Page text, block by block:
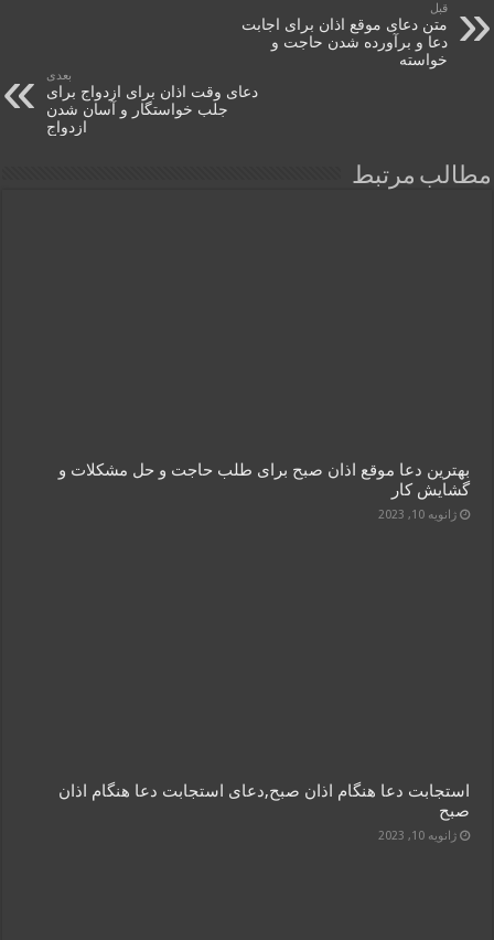
قبل
متن دعای موقع اذان برای اجابت
دعا و برآورده شدن حاجت و
خواسته
بعدی
دعای وقت اذان برای ازدواج برای
جلب خواستگار و آسان شدن
ازدواج
مطالب مرتبط
بهترین دعا موقع اذان صبح برای طلب حاجت و حل مشکلات و
گشایش کار
ژانویه 10, 2023
استجابت دعا هنگام اذان صبح,دعای استجابت دعا هنگام اذان
صبح
ژانویه 10, 2023